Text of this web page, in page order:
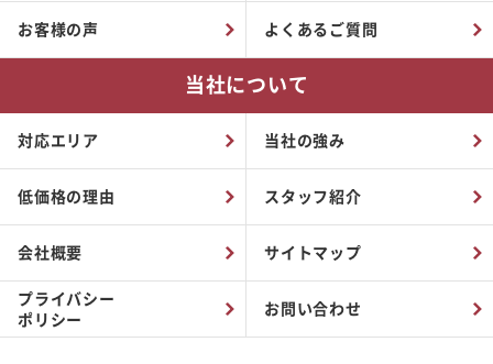
お客様の声 よくあるご質問
当社について
対応エリア 当社の強み
低価格の理由 スタッフ紹介
会社概要 サイトマップ
プライバシー
ポリシー
お問い合わせ